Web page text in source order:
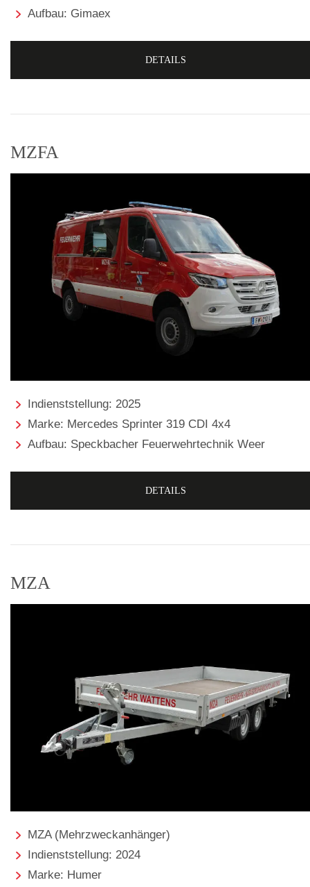
Aufbau: Gimaex
DETAILS
MZFA
Indienststellung: 2025
Marke: Mercedes Sprinter 319 CDI 4x4
Aufbau: Speckbacher Feuerwehrtechnik Weer
DETAILS
MZA
MZA (Mehrzweckanhänger)
Indienststellung: 2024
Marke: Humer